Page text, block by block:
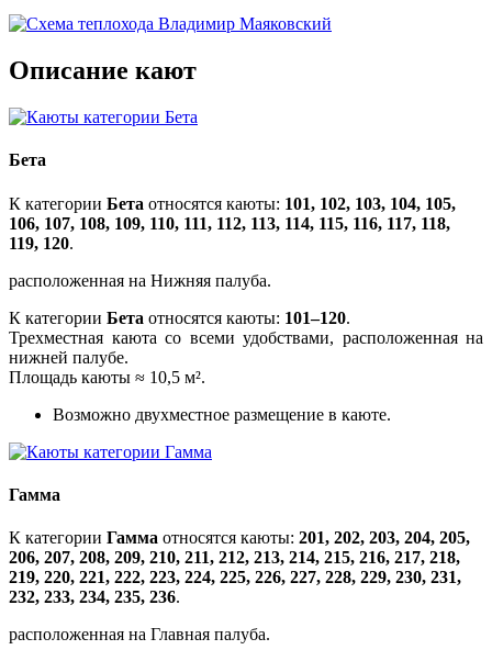
Описание кают
Бета
К категории Бета относятся каюты: 101, 102, 103, 104, 105,
106, 107, 108, 109, 110, 111, 112, 113, 114, 115, 116, 117, 118,
119, 120.
расположенная на Нижняя палуба.
К категории Бета относятся каюты: 101–120.
Трехместная каюта со всеми удобствами, расположенная на
нижней палубе.
Площадь каюты ≈ 10,5 м².
Возможно двухместное размещение в каюте.
Гамма
К категории Гамма относятся каюты: 201, 202, 203, 204, 205,
206, 207, 208, 209, 210, 211, 212, 213, 214, 215, 216, 217, 218,
219, 220, 221, 222, 223, 224, 225, 226, 227, 228, 229, 230, 231,
232, 233, 234, 235, 236.
расположенная на Главная палуба.